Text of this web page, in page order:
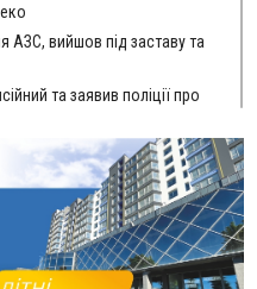
АЗС, вийшов під заставу та
та заявив поліції про
який виготовляв
синдикату
Їй обирають
жительки Коломийщини